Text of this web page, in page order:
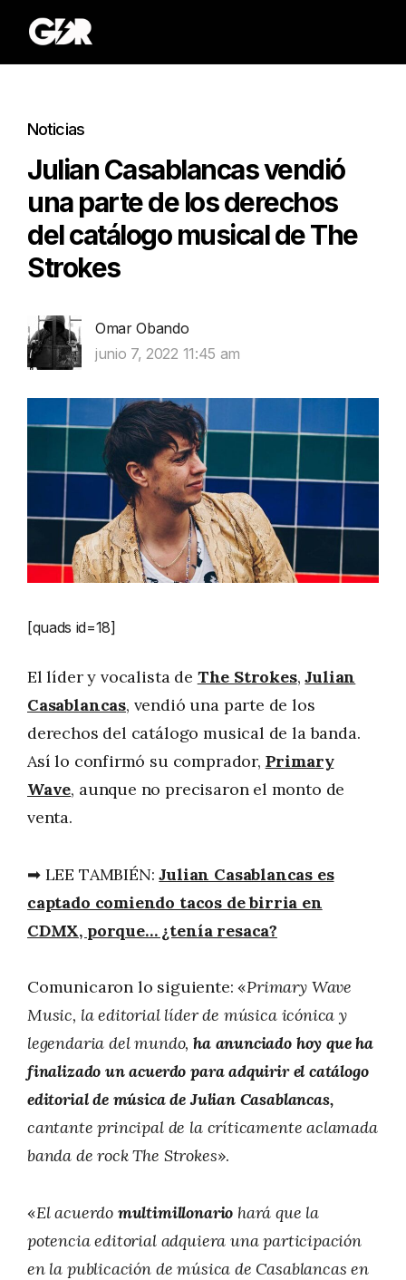
Noticias
Julian Casablancas vendió
una parte de los derechos
del catálogo musical de The
Strokes
Omar Obando
junio 7, 2022 11:45 am
[quads id=18]
El líder y vocalista de The Strokes,Julian
Casablancas, vendió una parte de los
derechos del catálogo musical de la banda.
Así lo confirmó su comprador, Primary
Wave, aunque no precisaron el monto de
venta.
➡ LEE TAMBIÉN:Julian Casablancas es
captado comiendo tacos de birria en
CDMX, porque… ¿tenía resaca?
Comunicaron lo siguiente: «Primary Wave
Music, la editorial líder de música icónica y
legendaria del mundo,ha anunciado hoy que ha
finalizado un acuerdo para adquirir el catálogo
editorial de música de Julian Casablancas,
cantante principal de la críticamente aclamada
banda de rock The Strokes».
«El acuerdo multimillonario hará que la
potencia editorial adquiera una participación
en la publicación de música de Casablancas en